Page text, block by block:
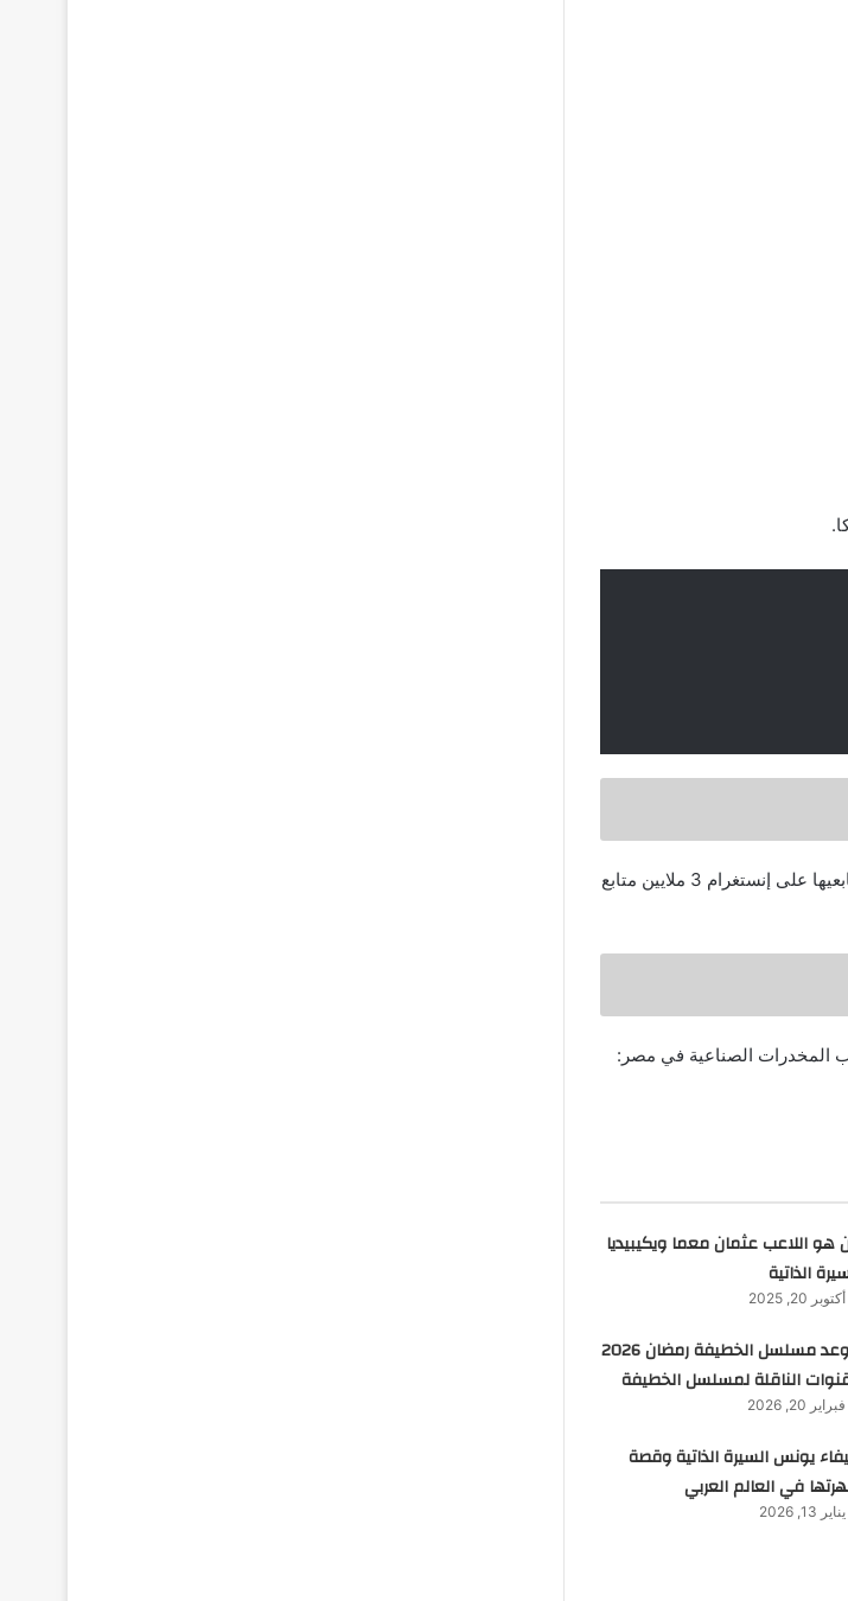
تمتلك سارة خليفة حضورًا واسعًا على مواقع التواصل الاجتماعي، حيث تجاوز عدد متابعيها على إنستغرام 3 ملايين متابع
هو اللاعب عثمان معما ويكيبيديا
الذاتية
أكتوبر 20, 2025
موعد مسلسل الخطيفة رمضان 2026
الناقلة لمسلسل الخطيفة
فبراير 20, 2026
يونس السيرة الذاتية وقصة
في العالم العربي
يناير 13, 2026